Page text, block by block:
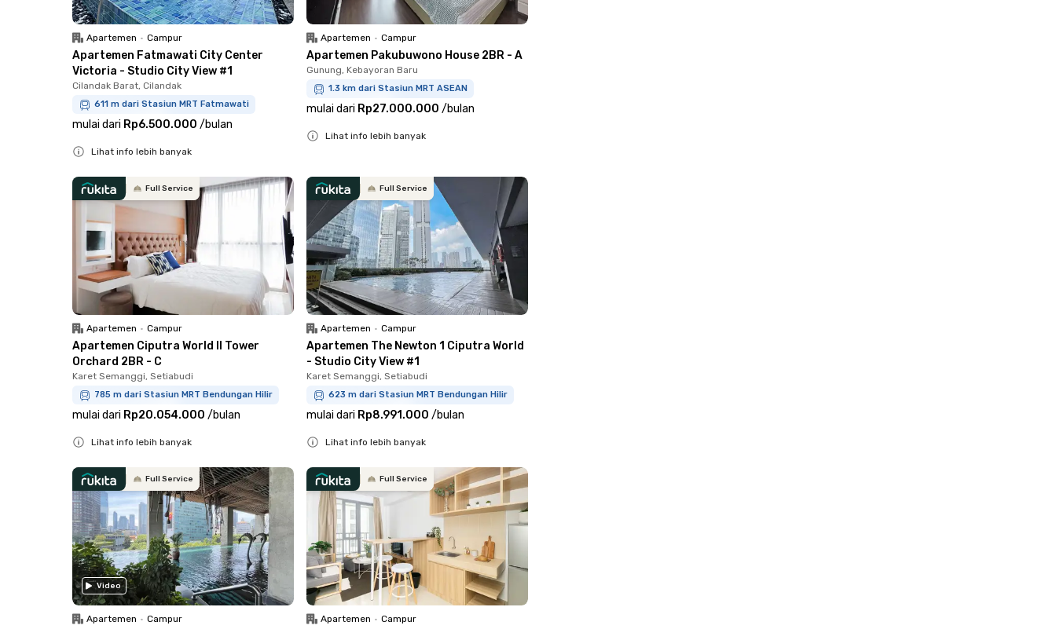
Apartemen • Campur
Apartemen Fatmawati City Center
Victoria - Studio City View #1
Cilandak Barat, Cilandak
611 m dari Stasiun MRT Fatmawati
mulai dari Rp6.500.000 /bulan
Lihat info lebih banyak
Apartemen • Campur
Apartemen Pakubuwono House 2BR - A
Gunung, Kebayoran Baru
1.3 km dari Stasiun MRT ASEAN
mulai dari Rp27.000.000 /bulan
Lihat info lebih banyak
Full Service
Apartemen • Campur
Apartemen Ciputra World II Tower
Orchard 2BR - C
Karet Semanggi, Setiabudi
785 m dari Stasiun MRT Bendungan Hilir
mulai dari Rp20.054.000 /bulan
Lihat info lebih banyak
Full Service
Apartemen • Campur
Apartemen The Newton 1 Ciputra World
- Studio City View #1
Karet Semanggi, Setiabudi
623 m dari Stasiun MRT Bendungan Hilir
mulai dari Rp8.991.000 /bulan
Lihat info lebih banyak
Full Service
Video
Apartemen • Campur
Full Service
Apartemen • Campur